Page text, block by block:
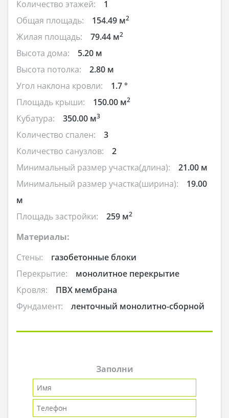
Количество этажей:
1
Общая площадь:
154.49 м2
Жилая площадь: 79.44 м2
Высота дома:
5.20 м
Высота потолка:
2.80 м
Угол наклона кровли:
1.7 °
Площадь крыши:
150.00 м2
Кубатура: 350.00 м3
Количество спален:
3
Количество санузлов:
2
Минимальный размер участка(длина):
21.00 м
Минимальный размер участка(ширина):
19.00
м
Площадь застройки:
259 м2
Материалы:
Стены:
газобетонные блоки
Перекрытие:
монолитное перекрытие
Кровля:
ПВХ мембрана
Фундамент:
ленточный монолитно-сборной
Заполни